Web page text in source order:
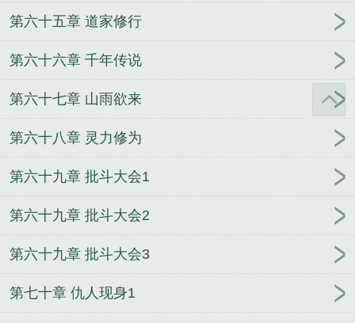
第六十五章 道家修行
第六十六章 千年传说
第六十七章 山雨欲来
第六十八章 灵力修为
第六十九章 批斗大会1
第六十九章 批斗大会2
第六十九章 批斗大会3
第七十章 仇人现身1